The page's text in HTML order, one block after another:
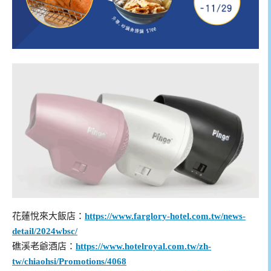
花蓮悅來大飯店： https://www.farglory-hotel.com.tw/news-
detail/2024wbsc/
礁溪老爺酒店： https://www.hotelroyal.com.tw/zh-
tw/chiaohsi/Promotions/4068